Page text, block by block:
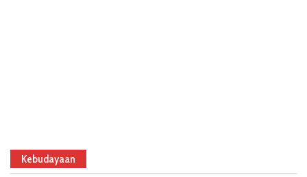
Kebudayaan